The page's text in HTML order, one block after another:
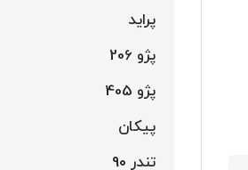
پراید
پژو 206
پژو 405
پیکان
تندر 90